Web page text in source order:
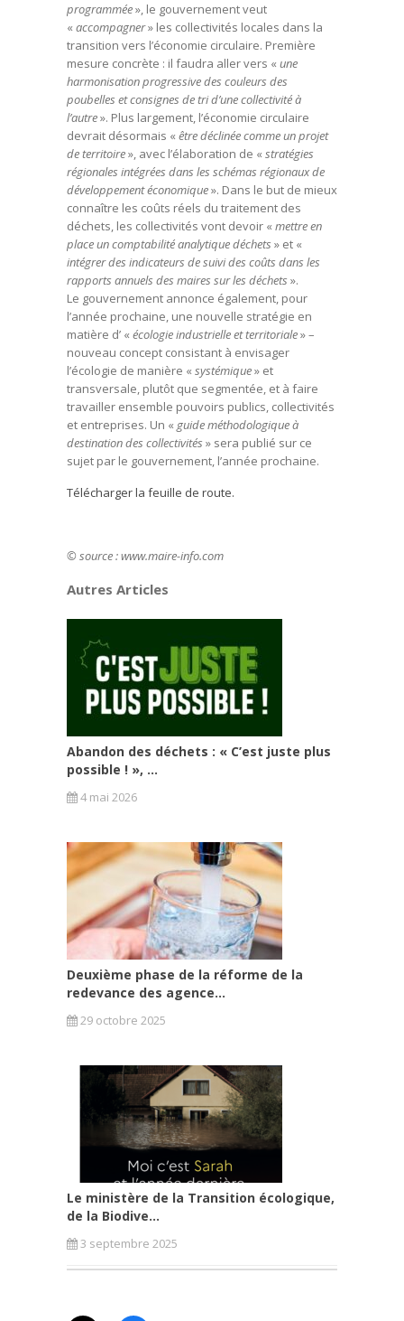
programmée», le gouvernement veut
« accompagner» les collectivités locales dans la
transition vers l’économie circulaire. Première
mesure concrète : il faudra aller vers « une
harmonisation progressive des couleurs des
poubelles et consignes de tri d’une collectivité à
l’autre». Plus largement, l’économie circulaire
devrait désormais « être déclinée comme un projet
de territoire», avec l’élaboration de « stratégies
régionales intégrées dans les schémas régionaux de
développement économique». Dans le but de mieux
connaître les coûts réels du traitement des
déchets, les collectivités vont devoir « mettre en
place un comptabilité analytique déchets » et «
intégrer des indicateurs de suivi des coûts dans les
rapports annuels des maires sur les déchets ».
Le gouvernement annonce également, pour
l’année prochaine, une nouvelle stratégie en
matière d’ « écologie industrielle et territoriale» –
nouveau concept consistant à envisager
l’écologie de manière « systémique» et
transversale, plutôt que segmentée, et à faire
travailler ensemble pouvoirs publics, collectivités
et entreprises. Un « guide méthodologique à
destination des collectivités » sera publié sur ce
sujet par le gouvernement, l’année prochaine.
Télécharger la feuille de route.
© source : www.maire-info.com
Autres Articles
Abandon des déchets : « C’est juste plus
possible ! », ...
4 mai 2026
Deuxième phase de la réforme de la
redevance des agence...
29 octobre 2025
Le ministère de la Transition écologique,
de la Biodive...
3 septembre 2025